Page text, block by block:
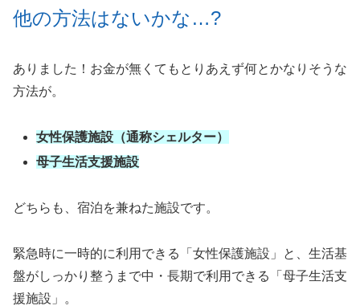
他の方法はないかな…?
ありました！お金が無くてもとりあえず何とかなりそうな
方法が。
女性保護施設（通称シェルター）
母子生活支援施設
どちらも、宿泊を兼ねた施設です。
緊急時に一時的に利用できる「女性保護施設」と、生活基
盤がしっかり整うまで中・長期で利用できる「母子生活支
援施設」。